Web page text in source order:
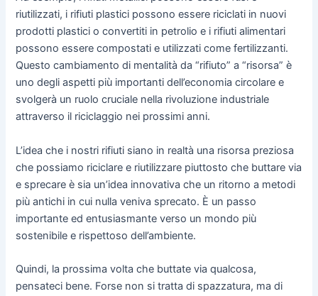
riutilizzati, i rifiuti plastici possono essere riciclati in nuovi
prodotti plastici o convertiti in petrolio e i rifiuti alimentari
possono essere compostati e utilizzati come fertilizzanti.
Questo cambiamento di mentalità da “rifiuto” a “risorsa” è
uno degli aspetti più importanti dell’economia circolare e
svolgerà un ruolo cruciale nella rivoluzione industriale
attraverso il riciclaggio nei prossimi anni.
L’idea che i nostri rifiuti siano in realtà una risorsa preziosa
che possiamo riciclare e riutilizzare piuttosto che buttare via
e sprecare è sia un’idea innovativa che un ritorno a metodi
più antichi in cui nulla veniva sprecato. È un passo
importante ed entusiasmante verso un mondo più
sostenibile e rispettoso dell’ambiente.
Quindi, la prossima volta che buttate via qualcosa,
pensateci bene. Forse non si tratta di spazzatura, ma di